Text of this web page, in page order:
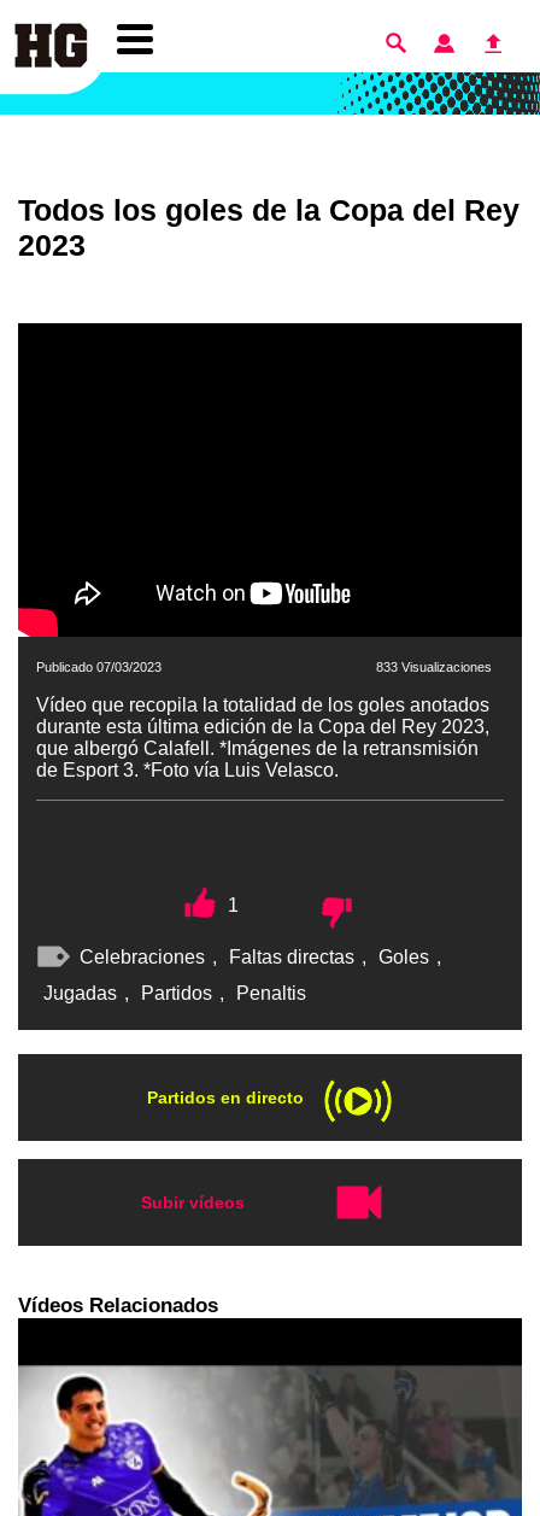
Todos los goles de la Copa del Rey
2023
Publicado 07/03/2023 833 Visualizaciones
Vídeo que recopila la totalidad de los goles anotados
durante esta última edición de la Copa del Rey 2023,
que albergó Calafell. *Imágenes de la retransmisión
de Esport 3. *Foto vía Luis Velasco.
1
Celebraciones , Faltas directas , Goles ,
Jugadas , Partidos , Penaltis
Partidos en directo
Subir vídeos
Vídeos Relacionados